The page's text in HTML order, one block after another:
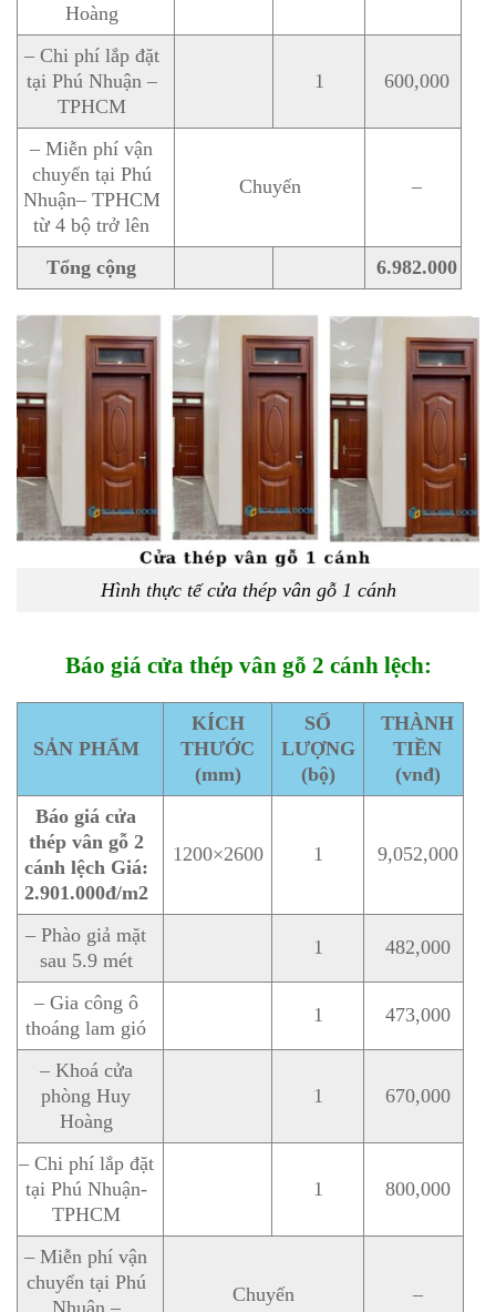
Hoàng
– Chi phí lắp đặt
tại Phú Nhuận –
TPHCM
1 600,000
– Miễn phí vận
chuyển tại Phú
Nhuận– TPHCM
từ 4 bộ trở lên
Chuyến –
Tổng cộng 6.982.000
Hình thực tế cửa thép vân gỗ 1 cánh
Báo giá cửa thép vân gỗ 2 cánh lệch:
SẢN PHẨM
KÍCH
THƯỚC
(mm)
SỐ
LƯỢNG
(bộ)
THÀNH
TIỀN
(vnđ)
Báo giá cửa
thép vân gỗ 2
cánh lệch Giá:
2.901.000đ/m2
1200×2600 1 9,052,000
– Phào giả mặt
sau 5.9 mét
1 482,000
– Gia công ô
thoáng lam gió
1 473,000
– Khoá cửa
phòng Huy
Hoàng
1 670,000
– Chi phí lắp đặt
tại Phú Nhuận-
TPHCM
1 800,000
– Miễn phí vận
chuyển tại Phú
Nhuận –
Chuyến –